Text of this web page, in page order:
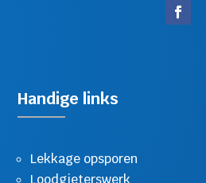
Handige links
Lekkage opsporen
Loodgieterswerk